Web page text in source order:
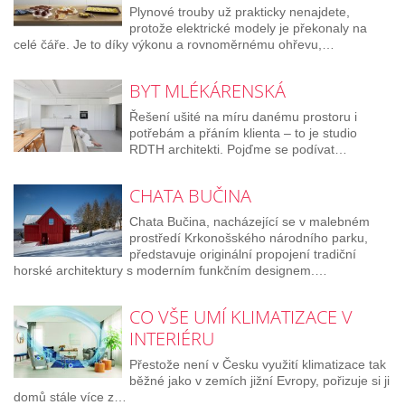
Plynové trouby už prakticky nenajdete,
protože elektrické modely je překonaly na
celé čáře. Je to díky výkonu a rovnoměrnému ohřevu,…
BYT MLÉKÁRENSKÁ
Řešení ušité na míru danému prostoru i
potřebám a přáním klienta – to je studio
RDTH architekti. Pojďme se podívat…
CHATA BUČINA
Chata Bučina, nacházející se v malebném
prostředí Krkonošského národního parku,
představuje originální propojení tradiční
horské architektury s moderním funkčním designem.…
CO VŠE UMÍ KLIMATIZACE V
INTERIÉRU
Přestože není v Česku využití klimatizace tak
běžné jako v zemích jižní Evropy, pořizuje si ji
domů stále více z…